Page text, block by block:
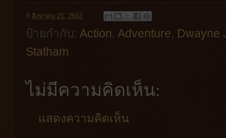
ที่ สิงหาคม 21, 2562
ป้ายกำกับ: Action, Adventure, Dwayne
Statham
ไม่มีความคิดเห็น:
แสดงความคิดเห็น